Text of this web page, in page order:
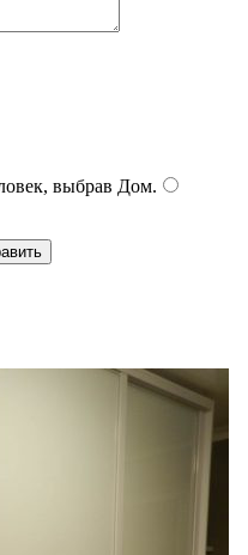
выбрав Дом.